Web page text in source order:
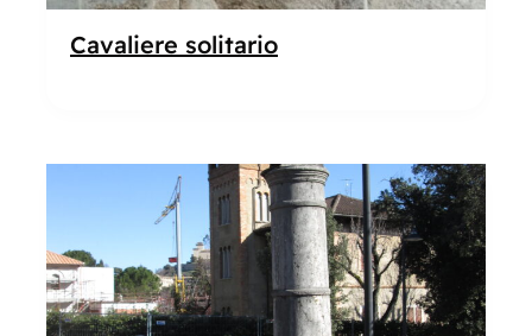
Cavaliere solitario